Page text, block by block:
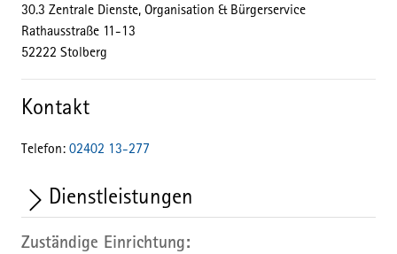
30.3 Zentrale Dienste, Organisation & Bürgerservice
Rathausstraße 11-13
52222 Stolberg
Kontakt
Telefon: 02402 13-277
Dienstleistungen
Zuständige Einrichtung